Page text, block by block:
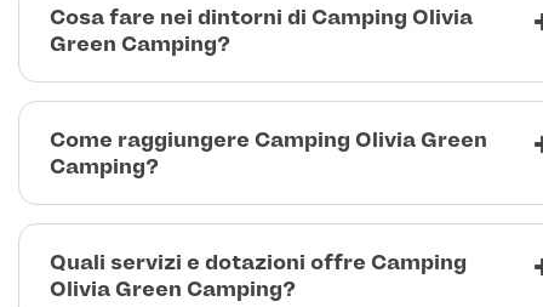
Cosa fare nei dintorni di Camping Olivia
Green Camping?
Come raggiungere Camping Olivia Green
Camping?
Quali servizi e dotazioni offre Camping
Olivia Green Camping?